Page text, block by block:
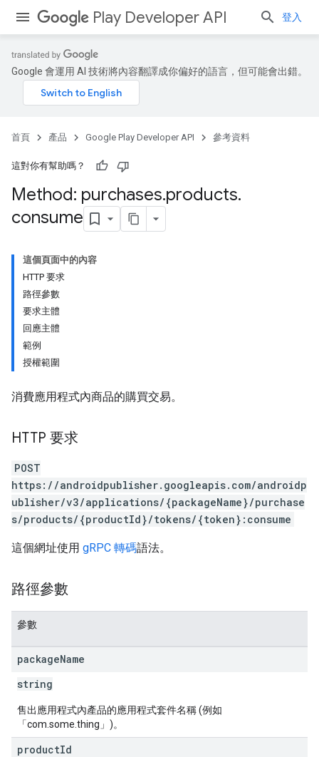
Play Developer API 登入
Google 會運用 AI 技術將內容翻譯成你偏好的語言，但可能會出錯。
首頁 產品 Google Play Developer API 參考資料
這對你有幫助嗎？
Method: purchases.products.
consume
這個頁面中的內容
HTTP 要求
路徑參數
要求主體
回應主體
範例
授權範圍
消費應用程式內商品的購買交易。
HTTP 要求
POST
https://androidpublisher.googleapis.com/androidp
ublisher/v3/applications/{packageName}/purchase
s/products/{productId}/tokens/{token}:consume
這個網址使用 gRPC 轉碼語法。
路徑參數
參數
packageName
string
售出應用程式內產品的應用程式套件名稱 (例如
「com.some.thing」)。
productId